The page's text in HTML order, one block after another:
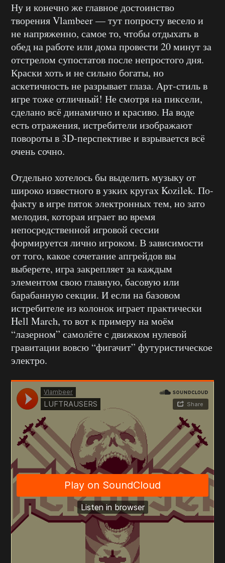
Ну и конечно же главное достоинство
творения Vlambeer — тут попросту весело и
не напряженно, самое то, чтобы отдыхать в
обед на работе или дома провести 20 минут за
отстрелом супостатов после непростого дня.
Краски хоть и не сильно богаты, но
аскетичность не разрывает глаза. Арт-стиль в
игре тоже отличный! Не смотря на пиксели,
сделано всё динамично и красиво. На воде
есть отражения, истребители изображают
повороты в 3D-перспективе и взрывается всё
очень сочно.
Отдельно хотелось бы выделить музыку от
широко известного в узких кругах Kozilek. По-
факту в игре пяток электронных тем, но зато
мелодия, которая играет во время
непосредственной игровой сессии
формируется лично игроком. В зависимости
от того, какое сочетание апгрейдов вы
выберете, игра закрепляет за каждым
элементом свою главную, басовую или
барабанную секции. И если на базовом
истребителе из колонок играет практически
Hell March, то вот к примеру на моём
“лазерном” самолёте с движком нулевой
гравитации вовсю “фигачит” футуристическое
электро.